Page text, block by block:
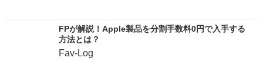
FPが解説！Apple製品を分割手数料0円で入手する
方法とは？
Fav-Log